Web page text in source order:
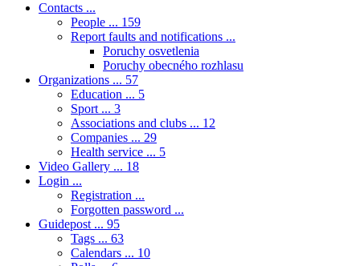
Contacts ...
People ... 159
Report faults and notifications ...
Poruchy osvetlenia
Poruchy obecného rozhlasu
Organizations ... 57
Education ... 5
Sport ... 3
Associations and clubs ... 12
Companies ... 29
Health service ... 5
Video Gallery ... 18
Login ...
Registration ...
Forgotten password ...
Guidepost ... 95
Tags ... 63
Calendars ... 10